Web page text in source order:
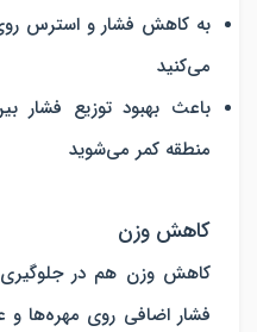
به کاهش فشار و استرس
می‌کنید
باعث بهبود توزیع فشار
منطقه کمر می‌شوید
کاهش وزن
کاهش وزن هم در جلوگیری
فشار اضافی روی مهره‌ها و